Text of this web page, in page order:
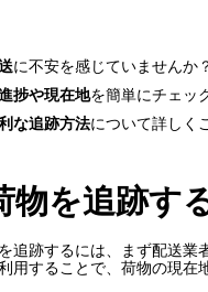
に不安を感じていませんか
捗や現在地を簡単にチェッ
な追跡方法について詳しく
を追跡す
追跡するには、まず配送
用することで、荷物の現在